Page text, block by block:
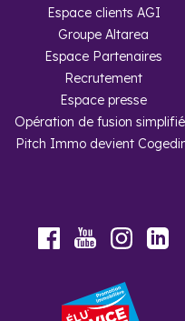
Espace clients AGI
Groupe Altarea
Espace Partenaires
Recrutement
Espace presse
Opération de fusion
Pitch Immo devient
FacebookYoutube